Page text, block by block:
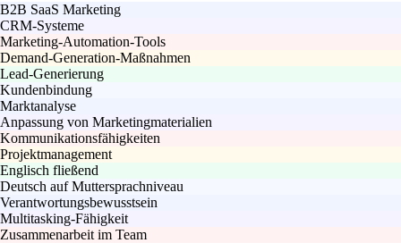
B2B SaaS Marketing
CRM-Systeme
Marketing-Automation-Tools
Demand-Generation-Maßnahmen
Lead-Generierung
Kundenbindung
Marktanalyse
Anpassung von Marketingmaterialien
Kommunikationsfähigkeiten
Projektmanagement
Englisch fließend
Deutsch auf Muttersprachniveau
Verantwortungsbewusstsein
Multitasking-Fähigkeit
Zusammenarbeit im Team